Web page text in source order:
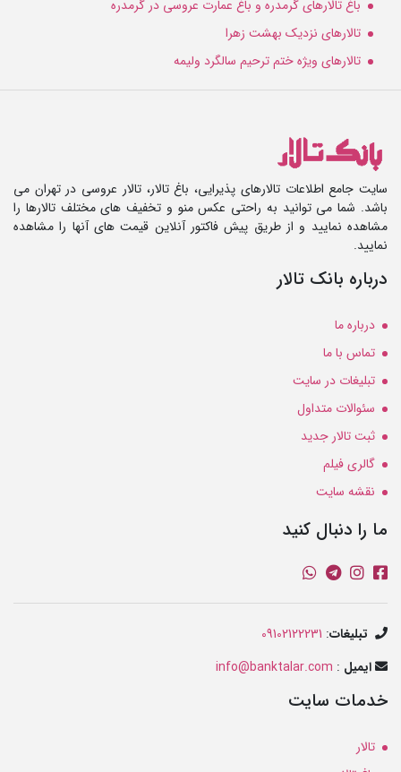
باغ تالارهای گرمدره و باغ عمارت عروسی در گرمدره
تالارهای نزدیک بهشت زهرا
تالارهای ویژه ختم ترحیم سالگرد ولیمه
سایت جامع اطلاعات تالارهای پذیرایی، باغ تالار، تالار عروسی در تهران می
باشد. شما می توانید به راحتی عکس منو و تخفیف های مختلف تالارها را
مشاهده نمایید و از طریق پیش فاکتور آنلاین قیمت های آنها را مشاهده
نمایید.
درباره بانک تالار
درباره ما
تماس با ما
تبلیغات در سایت
سئوالات متداول
ثبت تالار جدید
گالری فیلم
نقشه سایت
ما را دنبال کنید
تبلیغات:
09102122231
ایمیل :
info@banktalar.com
خدمات سایت
تالار